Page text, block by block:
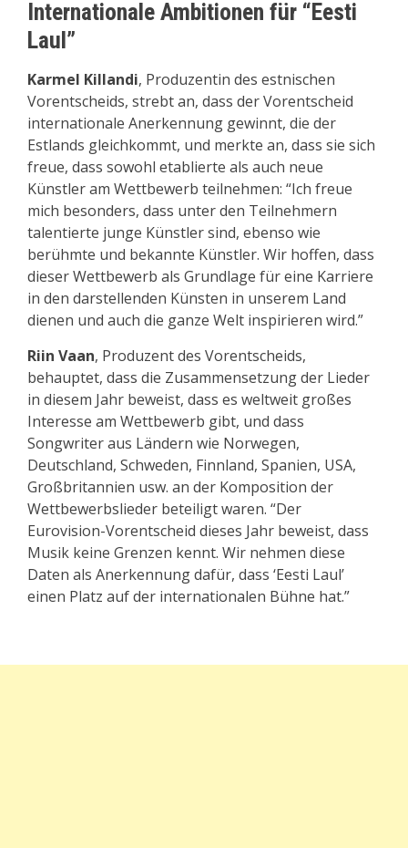
Internationale Ambitionen für “Eesti
Laul”
Karmel Killandi, Produzentin des estnischen
Vorentscheids, strebt an, dass der Vorentscheid
internationale Anerkennung gewinnt, die der
Estlands gleichkommt, und merkte an, dass sie sich
freue, dass sowohl etablierte als auch neue
Künstler am Wettbewerb teilnehmen: “Ich freue
mich besonders, dass unter den Teilnehmern
talentierte junge Künstler sind, ebenso wie
berühmte und bekannte Künstler. Wir hoffen, dass
dieser Wettbewerb als Grundlage für eine Karriere
in den darstellenden Künsten in unserem Land
dienen und auch die ganze Welt inspirieren wird.”
Riin Vaan, Produzent des Vorentscheids,
behauptet, dass die Zusammensetzung der Lieder
in diesem Jahr beweist, dass es weltweit großes
Interesse am Wettbewerb gibt, und dass
Songwriter aus Ländern wie Norwegen,
Deutschland, Schweden, Finnland, Spanien, USA,
Großbritannien usw. an der Komposition der
Wettbewerbslieder beteiligt waren. “Der
Eurovision-Vorentscheid dieses Jahr beweist, dass
Musik keine Grenzen kennt. Wir nehmen diese
Daten als Anerkennung dafür, dass ‘Eesti Laul’
einen Platz auf der internationalen Bühne hat.”